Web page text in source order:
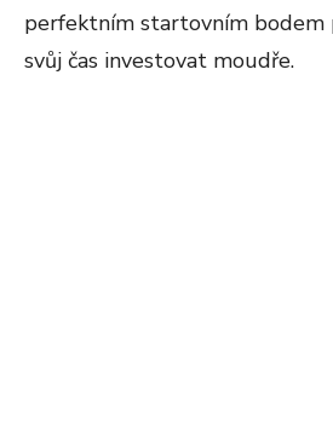
perfektním startovním bodem
svůj čas investovat moudře.